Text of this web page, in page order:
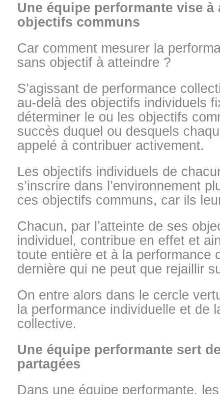
Une équipe performante vise à
objectifs communs
Car comment mesurer la
sans objectif à atteindre ?
S’agissant de performance
au-delà des objectifs individuels
déterminer le ou les objectifs
succès duquel ou desquels
appelé à contribuer activement.
Les objectifs individuels de
s’inscrire dans l’environnement
ces objectifs communs, car ils
Chacun, par l’atteinte de ses
individuel, contribue en effet et
toute entière et à la performance
dernière qui ne peut que rejaillir
On entre alors dans le cercle
la performance individuelle et de
collective.
Une équipe performante sert
partagées
Dans une équipe performante,